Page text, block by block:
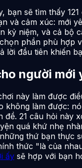
bạn sẽ tìm thấy
và cảm xúc: mới
kỷ niệm, và cả bộ
phần phù hợp
lời đầu tiên khiến
người mới
này làm được
không làm được:
đề. 21 câu hỏi này
quá khứ nhẹ
thứ bạn thực
thức "là của
ấy sẽ hợp với bạn